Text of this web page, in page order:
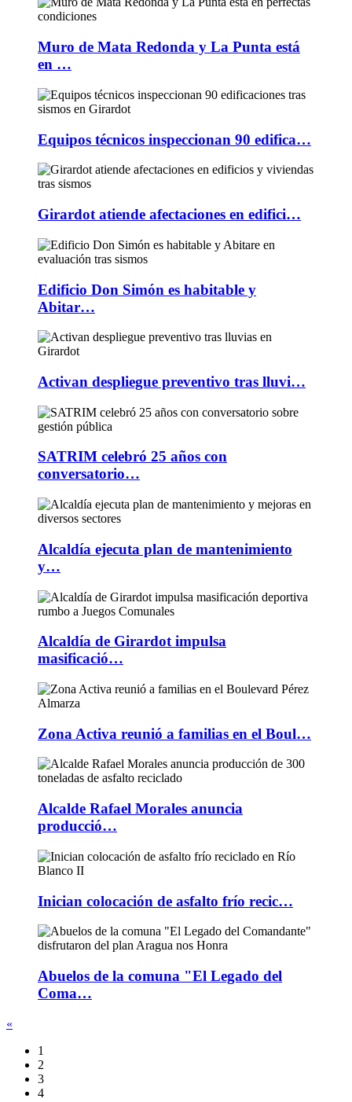
Muro de Mata Redonda y La Punta está
en …
Equipos técnicos inspeccionan 90 edifica…
Girardot atiende afectaciones en edifici…
Edificio Don Simón es habitable y
Abitar…
Activan despliegue preventivo tras lluvi…
SATRIM celebró 25 años con
conversatorio…
Alcaldía ejecuta plan de mantenimiento
y…
Alcaldía de Girardot impulsa
masificació…
Zona Activa reunió a familias en el Boul…
Alcalde Rafael Morales anuncia
producció…
Inician colocación de asfalto frío recic…
Abuelos de la comuna "El Legado del
Coma…
«
1
2
3
4